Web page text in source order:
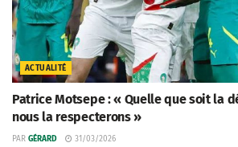
ACTUALITÉ
Patrice Motsepe : « Quelle que soit la
nous la respecterons »
PAR GÉRARD 31/03/2026